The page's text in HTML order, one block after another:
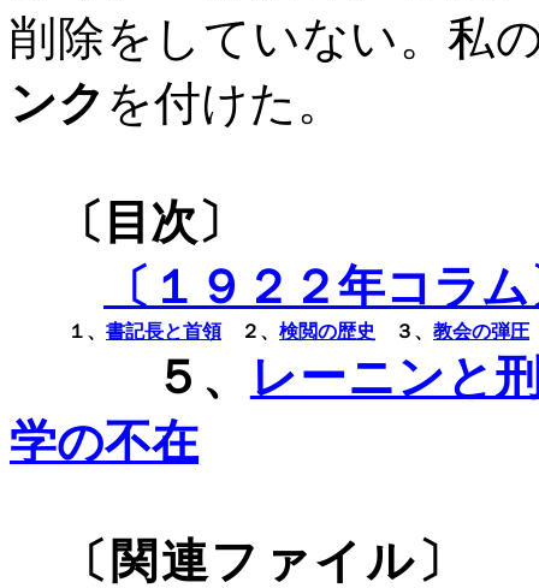
削除をしていない。私
ンク を付けた。
〔目次〕
〔１９２２年コラ
１、 書記長と首領２、 検閲の歴史 ３、 教会の弾圧
５、
レーニンと
学の不在
〔関連